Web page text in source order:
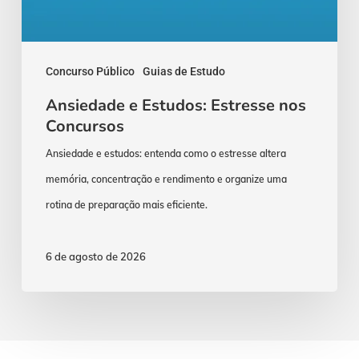
Concurso Público Guias de Estudo
Ansiedade e Estudos: Estresse nos
Concursos
Ansiedade e estudos: entenda como o estresse altera
memória, concentração e rendimento e organize uma
rotina de preparação mais eficiente.
6 de agosto de 2026